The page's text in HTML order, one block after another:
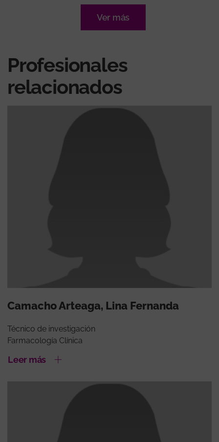
Ver más
Profesionales
relacionados
Camacho Arteaga, Lina Fernanda
Técnico de investigación
Farmacología Clínica
Leer más